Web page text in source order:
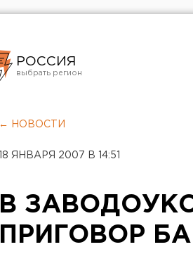
РОССИЯ
Челябинск
← НОВОСТИ
18 ЯНВАРЯ 2007 В 14:51
В
ПРИГОВОР